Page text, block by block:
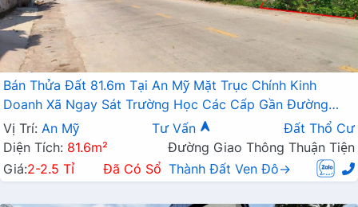
Bán Thửa Đất 81.6m Tại An Mỹ Mặt Trục Chính Kinh
Doanh Xã Ngay Sát Trường Học Các Cấp Gần Đường
TL419
Vị Trí: An Mỹ Tư Vấn
Đất Thổ Cư
Diện Tích: 81.6m²
Đường Giao Thông Thuận Tiện
Giá:2-2.5 Tỉ Đã Có Sổ Thành Đất Ven Đô→